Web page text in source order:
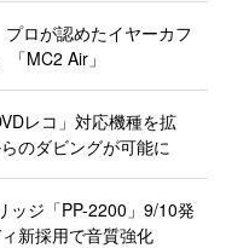
ロが認めたイヤーカフ
MC2 Air」
レコ」対応機種を拡
のダビングが可能に
ッジ「PP-2200」9/10発
新採用で音質強化